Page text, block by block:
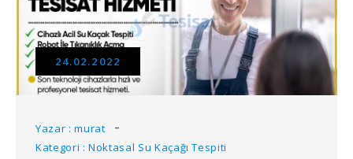
24.02.2022
Yazar : murat
Kategori : Noktasal Su Kaçağı Tespiti